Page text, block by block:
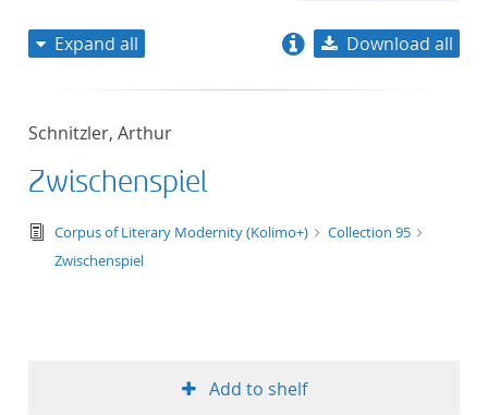
Expand all Download all
Schnitzler, Arthur
Zwischenspiel
text/tg.edition+tg.aggregation+xml
Corpus of Literary Modernity (Kolimo+)
Collection 95
Zwischenspiel
Add to shelf